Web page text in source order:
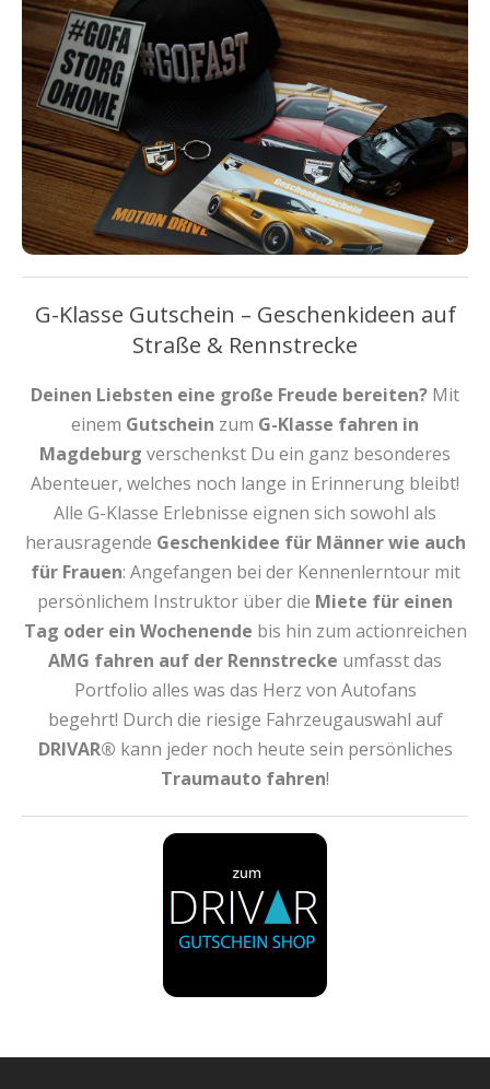
G-Klasse Gutschein – Geschenkideen auf
Straße & Rennstrecke
Deinen Liebsten eine große Freude bereiten? Mit
einem Gutschein zum G-Klasse fahren in
Magdeburg verschenkst Du ein ganz besonderes
Abenteuer, welches noch lange in Erinnerung bleibt!
Alle G-Klasse Erlebnisse eignen sich sowohl als
herausragende Geschenkidee für Männer wie auch
für Frauen: Angefangen bei der Kennenlerntour mit
persönlichem Instruktor über die Miete für einen
Tag oder ein Wochenende bis hin zum actionreichen
AMG fahren auf der Rennstrecke umfasst das
Portfolio alles was das Herz von Autofans
begehrt! Durch die riesige Fahrzeugauswahl auf
DRIVAR® kann jeder noch heute sein persönliches
Traumauto fahren!